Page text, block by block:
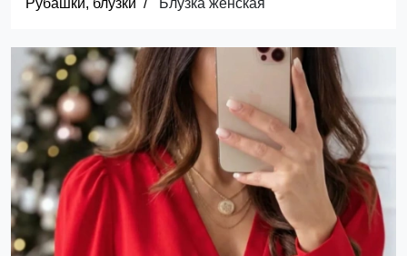
Рубашки, блузки
Блузка женская